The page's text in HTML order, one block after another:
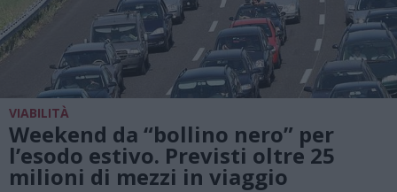
VIABILITÀ
Weekend da “bollino nero” per
l’esodo estivo. Previsti oltre 25
milioni di mezzi in viaggio